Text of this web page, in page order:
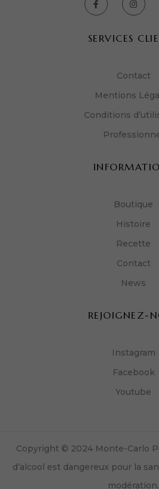
SERVICES
Contact
Mentions
Conditions
Boutique
Histoire
Recette
Contact
News
REJOIGNEZ-
Instagram
Facebook
Youtube
Copyright © 2024 Monte-Carlo
d’alcool est dangereux pour la
modération.